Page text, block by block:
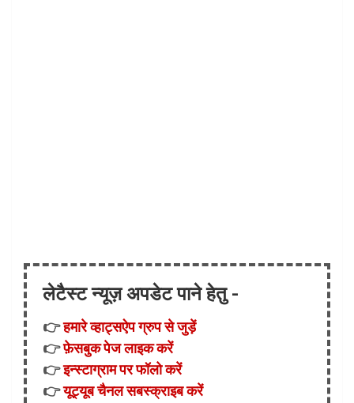
लेटैस्ट न्यूज़ अपडेट पाने हेतु -
👉हमारे व्हाट्सऐप ग्रुप से जुड़ें
👉फ़ेसबुक पेज लाइक करें
👉इन्स्टाग्राम पर फॉलो करें
👉यूट्यूब चैनल सबस्क्राइब करें